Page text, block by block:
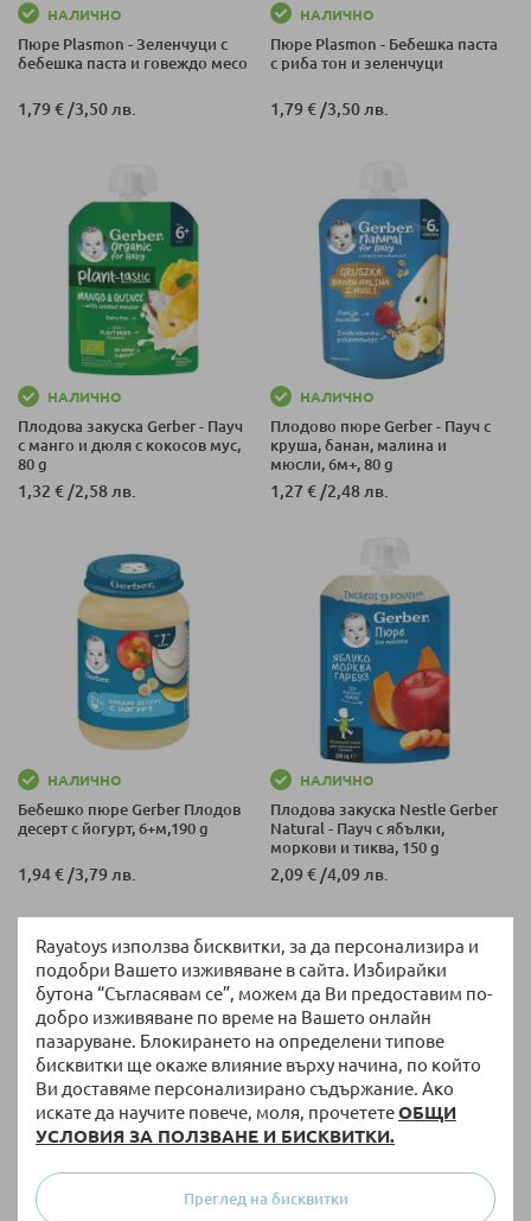
Rayatoys използва бисквитки, за да персонализира и
подобри Вашето изживяване в сайта. Избирайки
бутона “Съгласявам се”, можем да Ви предоставим по-
добро изживяване по време на Вашето онлайн
пазаруване. Блокирането на определени типове
бисквитки ще окаже влияние върху начина, по който
Ви доставяме персонализирано съдържание. Ако
искате да научите повече, моля, прочететеОБЩИ
УСЛОВИЯ ЗА ПОЛЗВАНЕ И БИСКВИТКИ.
Преглед на бисквитки
НАЛИЧНО
Пюре Plasmon - Зеленчуци с
бебешка паста и говеждо месо
1,79 € /3,50 лв.
НАЛИЧНО
Пюре Plasmon - Бебешка паста
с риба тон и зеленчуци
1,79 € /3,50 лв.
НАЛИЧНО
Плодова закуска Gerber - Пауч
с манго и дюля с кокосов мус,
80 g
1,32 €/2,58 лв.
НАЛИЧНО
Плодово пюре Gerber - Пауч с
круша, банан, малина и
мюсли, 6м+, 80 g
1,27 €/2,48 лв.
НАЛИЧНО
Бебешко пюре Gerber Плодов
десерт с йогурт, 6+м,190 g
1,94 € /3,79 лв.
НАЛИЧНО
Плодова закуска Nestle Gerber
Natural - Пауч с ябълки,
моркови и тиква, 150 g
2,09 € /4,09 лв.
Плодова закуска Nestle Gerber
Natural - Пауч с ябълки и
Плодова закуска Nestle Gerber